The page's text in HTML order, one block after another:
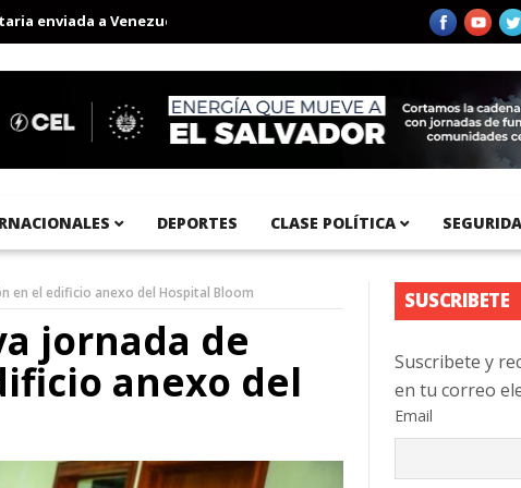
a Venezuela Aeropuerto Internacional del Pacífico registra
DEPORTES CLASE POLÍTICA
en el edificio anexo del Hospital Bloom
jornada de
anexo del
SUSCRIBETE
Suscribete y
en tu correo
Email